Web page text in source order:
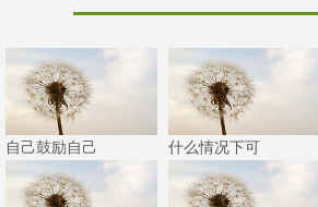
自己鼓励自己 什么情况下可